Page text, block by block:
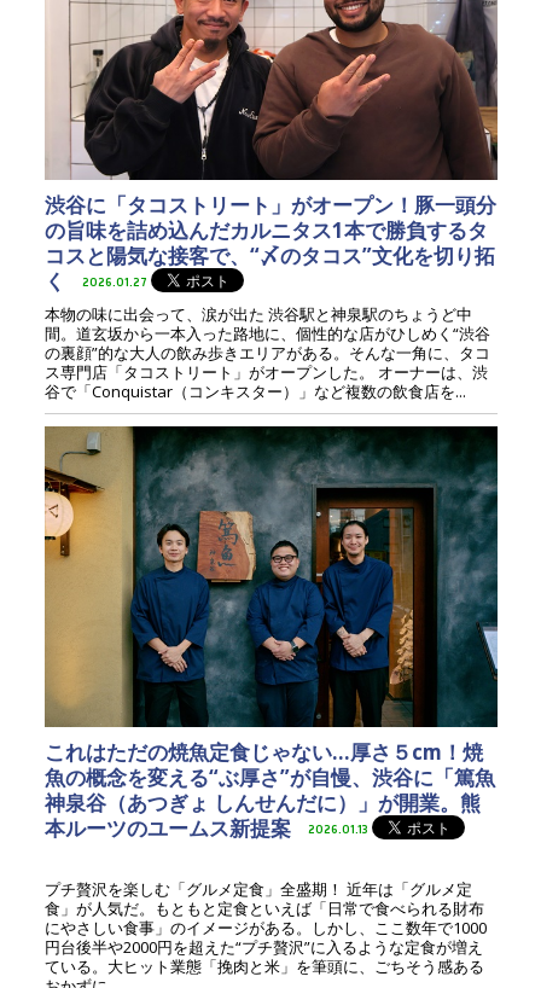
渋谷に「タコストリート」がオープン！豚一頭分
の旨味を詰め込んだカルニタス1本で勝負するタ
コスと陽気な接客で、“〆のタコス”文化を切り拓
く
2026.01.27
本物の味に出会って、涙が出た 渋谷駅と神泉駅のちょうど中
間。道玄坂から一本入った路地に、個性的な店がひしめく“渋谷
の裏顔”的な大人の飲み歩きエリアがある。そんな一角に、タコ
ス専門店「タコストリート」がオープンした。 オーナーは、渋
谷で「Conquistar（コンキスター）」など複数の飲食店を...
これはただの焼魚定食じゃない…厚さ５cm！焼
魚の概念を変える“ぶ厚さ”が自慢、渋谷に「篤魚
神泉谷（あつぎょ しんせんだに）」が開業。熊
本ルーツのユームス新提案
2026.01.13
プチ贅沢を楽しむ「グルメ定食」全盛期！ 近年は「グルメ定
食」が人気だ。もともと定食といえば「日常で食べられる財布
にやさしい食事」のイメージがある。しかし、ここ数年で1000
円台後半や2000円を超えた“プチ贅沢”に入るような定食が増え
ている。大ヒット業態「挽肉と米」を筆頭に、ごちそう感ある